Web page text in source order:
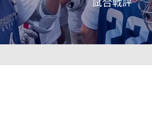
試合戦評